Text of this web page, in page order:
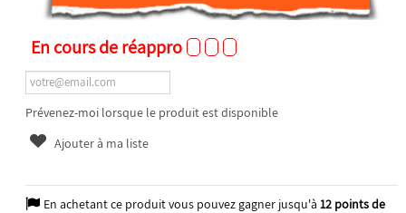
En cours de réappro
Prévenez-moi lorsque le produit est disponible
Ajouter à ma liste
En achetant ce produit vous pouvez gagner jusqu'à 12points de